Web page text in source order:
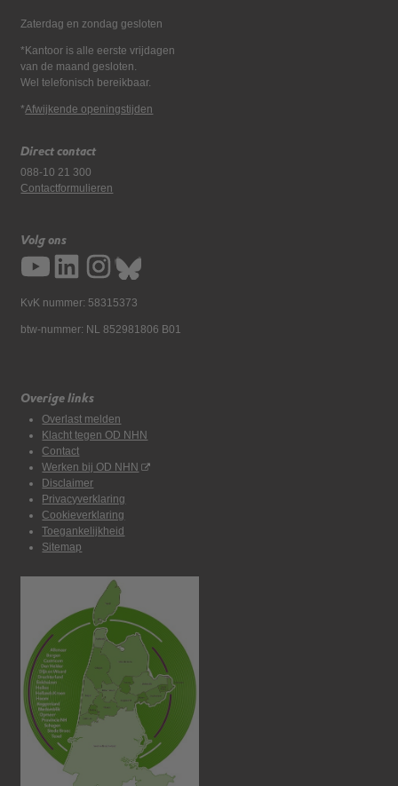
Zaterdag en zondag gesloten
*Kantoor is alle eerste vrijdagen
van de maand gesloten.
Wel telefonisch bereikbaar.
*Afwijkende openingstijden
Direct contact
088-10 21 300
Contactformulieren
Volg ons
KvK nummer: 58315373
btw-nummer: NL 852981806 B01
Overige links
Overlast melden
Klacht tegen OD NHN
Contact
Werken bij OD NHN
Disclaimer
Privacyverklaring
Cookieverklaring
Toegankelijkheid
Sitemap